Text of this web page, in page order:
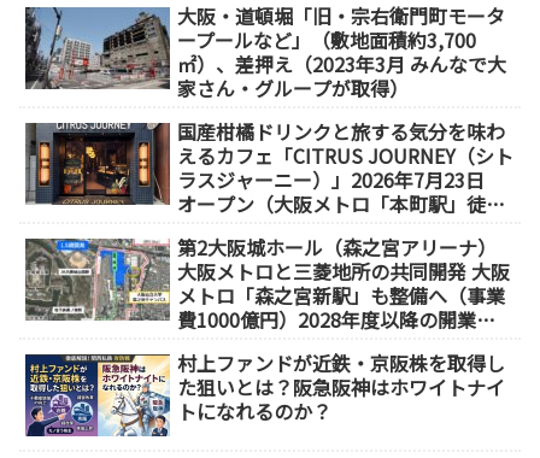
大阪・道頓堀「旧・宗右衛門町モータ
ープールなど」（敷地面積約3,700
㎡）、差押え（2023年3月 みんなで大
家さん・グループが取得）
国産柑橘ドリンクと旅する気分を味わ
えるカフェ「CITRUS JOURNEY（シト
ラスジャーニー）」2026年7月23日
オープン（大阪メトロ「本町駅」徒歩
第2大阪城ホール（森之宮アリーナ）
大阪メトロと三菱地所の共同開発 大阪
メトロ「森之宮新駅」も整備へ（事業
費1000億円）2028年度以降の開業
村上ファンドが近鉄・京阪株を取得し
た狙いとは？阪急阪神はホワイトナイ
トになれるのか？